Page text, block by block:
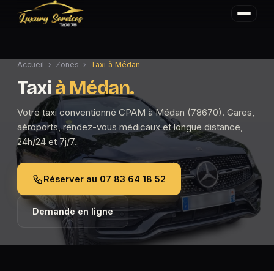
Accueil › Zones › Taxi à Médan
Taxià Médan.
Votre taxi conventionné CPAM à Médan (78670). Gares,
aéroports, rendez-vous médicaux et longue distance,
24h/24 et 7j/7.
Réserver au 07 83 64 18 52
Demande en ligne